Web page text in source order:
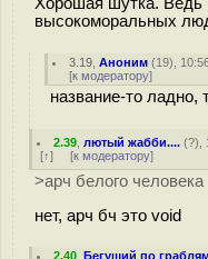
высокоморальных
3.19 ,Аноним (19),
[к модератору]
название-то ладно,
2.39 ,лютый жабби.... (?),
[↑] [к модератору]
>арч белого человека
нет, арч бч это void
2.40 ,Бегущий по